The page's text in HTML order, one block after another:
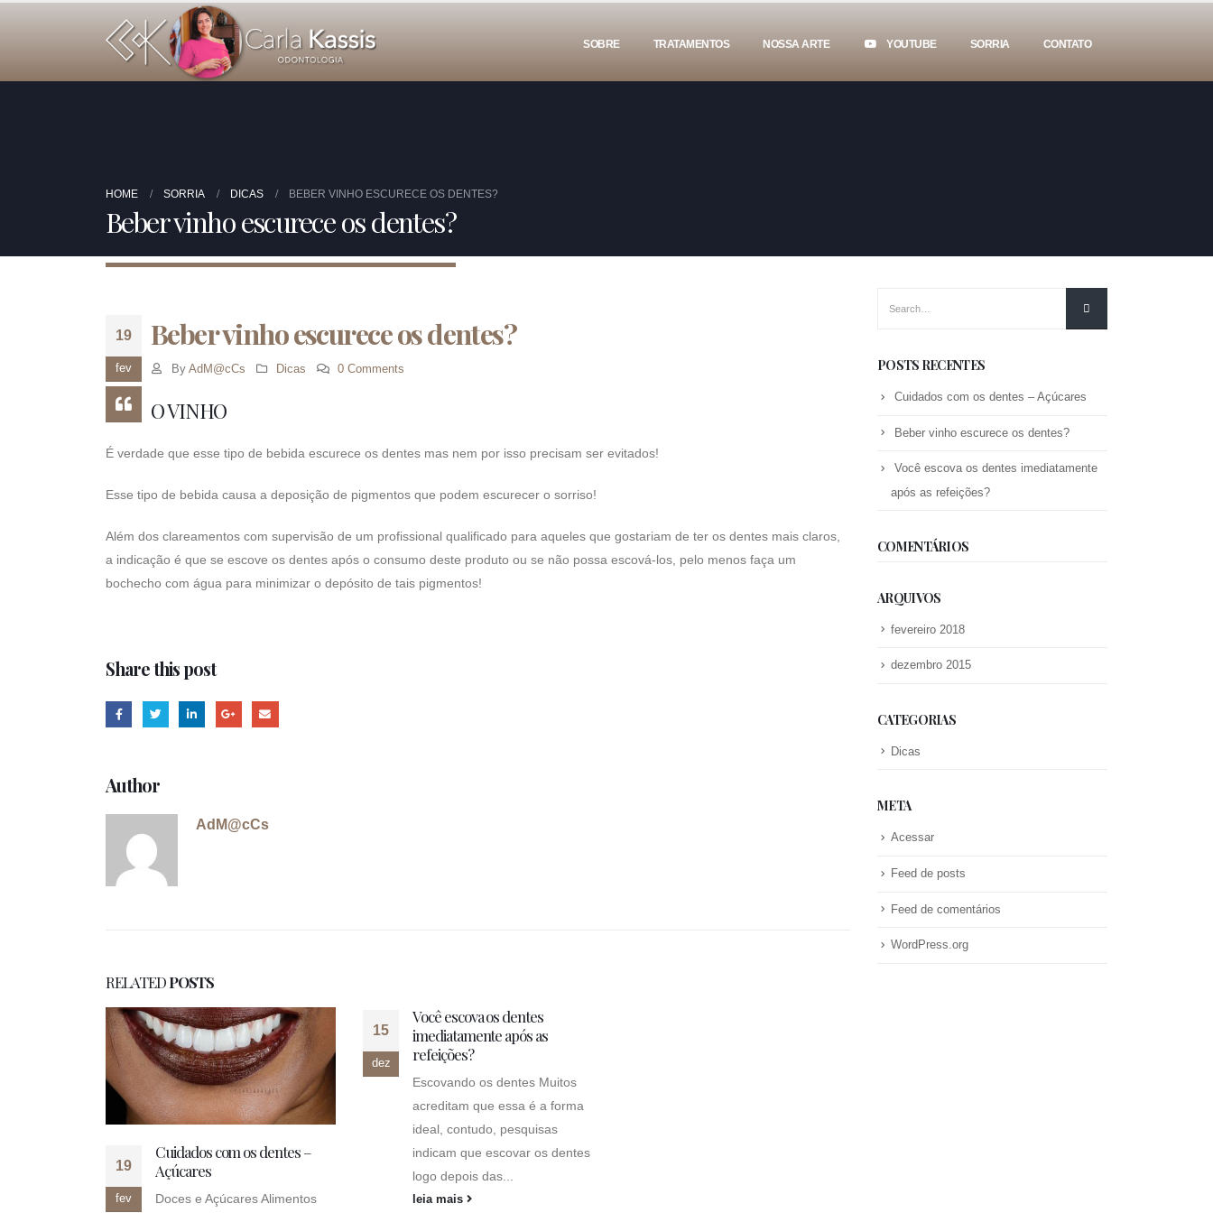
SOBRE TRATAMENTOS NOSSA ARTE YOUTUBE SORRIA CONTATO
HOME SORRIA DICAS BEBER VINHO ESCURECE OS DENTES?
Beber vinho escurece os dentes?
19
fev
Beber vinho escurece os dentes?
By AdM@cCs Dicas 0 Comments
O VINHO
É verdade que esse tipo de bebida escurece os dentes mas nem por isso precisam ser evitados!
Esse tipo de bebida causa a deposição de pigmentos que podem escurecer o sorriso!
Além dos clareamentos com supervisão de um profissional qualificado para aqueles que gostariam de ter os dentes mais claros,
a indicação é que se escove os dentes após o consumo deste produto ou se não possa escová-los, pelo menos faça um
bochecho com água para minimizar o depósito de tais pigmentos!
Share this post
Author
AdM@cCs
RELATEDPOSTS
19
fev
Cuidados com os dentes –
Açúcares
Doces e Açúcares Alimentos
15
dez
Você escova os dentes
imediatamente após as
refeições?
Escovando os dentes Muitos
acreditam que essa é a forma
ideal, contudo, pesquisas
indicam que escovar os dentes
logo depois das...
leia mais
POSTS RECENTES
Cuidados com os dentes – Açúcares
Beber vinho escurece os dentes?
Você escova os dentes imediatamente
após as refeições?
COMENTÁRIOS
ARQUIVOS
fevereiro 2018
dezembro 2015
CATEGORIAS
Dicas
META
Acessar
Feed de posts
Feed de comentários
WordPress.org